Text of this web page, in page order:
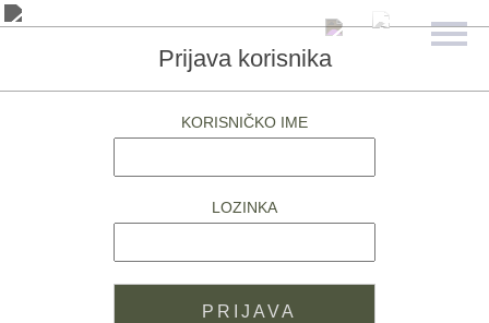
Prijava korisnika
KORISNIČKO IME
LOZINKA